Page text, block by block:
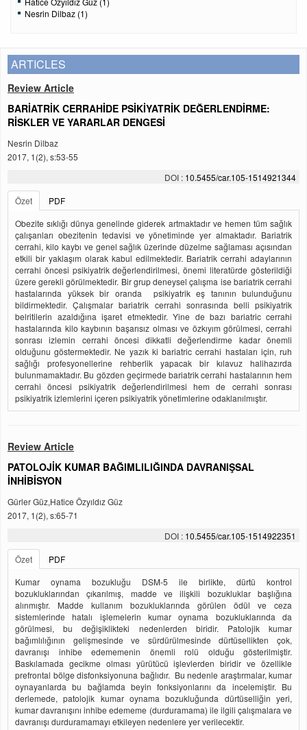
Nesrin Dilbaz (1)
ARTICLES
Review Article
BARİATRİK CERRAHİDE PSİKİYATRİK DEĞERLENDİRME:
RİSKLER VE YARARLAR DENGESİ
Nesrin Dilbaz
2017, 1(2), s:53-55
DOI : 10.5455/car.105-1514921344
Özet
PDF
Obezite sıklığı dünya genelinde giderek artmaktadır ve hemen tüm sağlık
çalışanları obezitenin tedavisi ve yönetiminde yer almaktadır. Bariatrik
cerrahi, kilo kaybı ve genel sağlık üzerinde düzelme sağlaması açısından
etkili bir yaklaşım olarak kabul edilmektedir. Bariatrik cerrahi adaylarının
cerrahi öncesi psikiyatrik değerlendirilmesi, önemi literatürde gösterildiği
üzere gerekli görülmektedir. Bir grup deneysel çalışma ise bariatrik cerrahi
hastalarında yüksek bir oranda psikiyatrik eş tanının bulunduğunu
bildirmektedir. Çalışmalar bariatrik cerrahi sonrasında belli psikiyatrik
belritilerin azaldığına işaret etmektedir. Yine de bazı bariatric cerrahi
hastalarında kilo kaybının başarısız olması ve özkıyım görülmesi, cerrahi
sonrası izlemin cerrahi öncesi dikkatli değerlendirme kadar önemli
olduğunu göstermektedir. Ne yazık ki bariatric cerrahi hastaları için, ruh
sağlığı profesyonellerine rehberlik yapacak bir kılavuz halihazırda
bulunmamaktadır. Bu gözden geçirmede bariatrik cerrahi hastalarının hem
cerrahi öncesi psikiyatrik değerlendirilmesi hem de cerrahi sonrası
psikiyatrik izlemlerini içeren psikiyatrik yönetimlerine odaklanılmıştır.
Review Article
PATOLOJİK KUMAR BAĞIMLILIĞINDA DAVRANIŞSAL
İNHİBİSYON
Gürler Güz,Hatice Özyıldız Güz
2017, 1(2), s:65-71
DOI : 10.5455/car.105-1514922351
Özet
PDF
Kumar oynama bozukluğu DSM-5 ile birlikte, dürtü kontrol
bozukluklarından çıkarılmış, madde ve ilişkili bozukluklar başlığına
alınmıştır. Madde kullanım bozukluklarında görülen ödül ve ceza
sistemlerinde hatalı işlemelerin kumar oynama bozukluklarında da
görülmesi, bu değişiklikteki nedenlerden biridir. Patolojik kumar
bağımlılığının gelişmesinde ve sürdürülmesinde dürtüsellikten çok,
davranışı inhibe edememenin önemli rolü olduğu gösterilmiştir.
Baskılamada gecikme olması yürütücü işlevlerden biridir ve özellikle
prefrontal bölge disfonksiyonuna bağlıdır. Bu nedenle araştırmalar, kumar
oynayanlarda bu bağlamda beyin fonksiyonlarını da incelemiştir. Bu
derlemede, patolojik kumar oynama bozukluğunda dürtüselliğin yeri,
kumar davranışını inhibe edememe (durduramama) ile ilgili çalışmalara ve
davranışı durduramamayı etkileyen nedenlere yer verilecektir.